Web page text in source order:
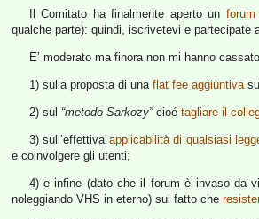
Il Comitato ha finalmente aperto un
qualche parte): quindi, iscrivetevi e partecipate
E’ moderato ma finora non mi hanno
1) sulla proposta di una flat fee aggiuntiva
2) sul “metodo Sarkozy”cioé tagliare il
3) sull’effettiva applicabilità di qualsiasi
e coinvolgere gli utenti;
4) e infine (dato che il forum è invaso da
noleggiando VHS in eterno) sul fatto che